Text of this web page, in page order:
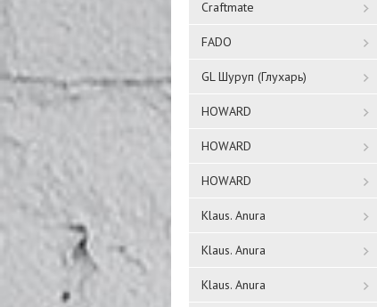
Craftmate
FADO
GL Шуруп (Глухарь)
HOWARD
HOWARD
HOWARD
Klaus. Anura
Klaus. Anura
Klaus. Anura